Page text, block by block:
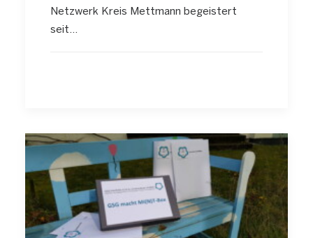
Netzwerk Kreis Mettmann begeistert
seit…